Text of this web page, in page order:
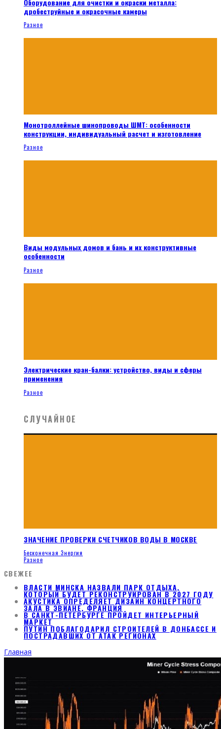
дробеструйные и окрасочные камеры
Разное
Монотроллейные шинопроводы ШМТ: особенности
конструкции, индивидуальный расчет и изготовление
Разное
Виды модульных домов и бань и их конструктивные
особенности
Разное
Электрические кран-балки: устройство, виды и сферы
применения
Разное
СЛУЧАЙНОЕ
ЗНАЧЕНИЕ ПРОВЕРКИ СЧЕТЧИКОВ ВОДЫ В МОСКВЕ
Бесконечная Энергия
Разное
СВЕЖЕЕ
ВЛАСТИ МИНСКА НАЗВАЛИ ПАРК ОТДЫХА,
КОТОРЫЙ БУДЕТ РЕКОНСТРУИРОВАН В 2027 ГОДУ
АКУСТИКА ОПРЕДЕЛЯЕТ ДИЗАЙН КОНЦЕРТНОГО
ЗАЛА В ЭВИАНЕ, ФРАНЦИЯ
В САНКТ-ПЕТЕРБУРГЕ ПРОЙДЕТ ИНТЕРЬЕРНЫЙ
МАРКЕТ
ПУТИН ПОБЛАГОДАРИЛ СТРОИТЕЛЕЙ В ДОНБАССЕ И
ПОСТРАДАВШИХ ОТ АТАК РЕГИОНАХ
Главная